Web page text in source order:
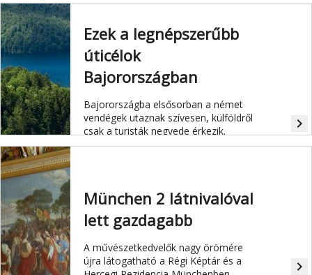
Ezek a legnépszerűbb
úticélok
Bajorországban
Bajorországba elsősorban a német
vendégek utaznak szívesen, külföldről
csak a turisták negyede érkezik.
navigate_next
München 2 látnivalóval
lett gazdagabb
A művészetkedvelők nagy örömére
újra látogatható a Régi Képtár és a
navigate_next